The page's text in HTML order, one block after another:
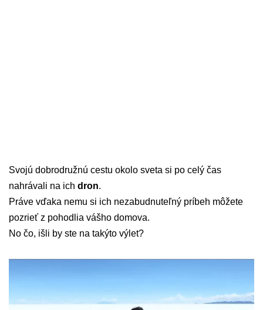
Svojú dobrodružnú cestu okolo sveta si po celý čas
nahrávali na ich dron.
Práve vďaka nemu si ich nezabudnuteľný príbeh môžete
pozrieť z pohodlia vášho domova.
No čo, išli by ste na takýto výlet?